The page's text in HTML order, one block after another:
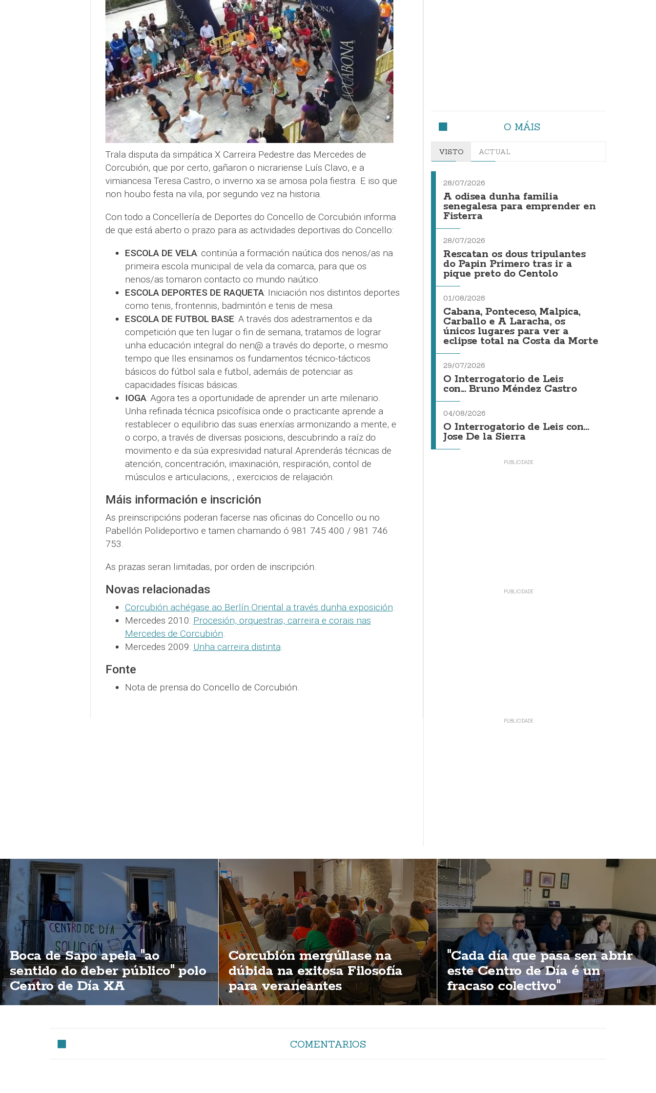
Trala disputa da simpática X Carreira Pedestre das Mercedes de
Corcubión, que por certo, gañaron o nicrariense Luís Clavo, e a
vimiancesa Teresa Castro, o inverno xa se amosa pola fiestra. E iso que
non houbo festa na vila, por segundo vez na historia.
Con todo a Concellería de Deportes do Concello de Corcubión informa
de que está aberto o prazo para as actividades deportivas do Concello:
ESCOLA DE VELA: continúa a formación naútica dos nenos/as na
primeira escola municipal de vela da comarca, para que os
nenos/as tomaron contacto co mundo naútico.
ESCOLA DEPORTES DE RAQUETA: Iniciación nos distintos deportes
como tenis, frontennis, badmintón e tenis de mesa.
ESCOLA DE FUTBOL BASE: A través dos adestramentos e da
competición que ten lugar o fin de semana, tratamos de lograr
unha educación integral do nen@ a través do deporte, o mesmo
tempo que lles ensinamos os fundamentos técnico-tácticos
básicos do fútbol sala e futbol, ademáis de potenciar as
capacidades físicas básicas.
IOGA: Agora tes a oportunidade de aprender un arte milenario.
Unha refinada técnica psicofísica onde o practicante aprende a
restablecer o equilibrio das suas enerxías armonizando a mente, e
o corpo, a través de diversas posicions, descubrindo a raíz do
movimento e da súa expresividad natural.Aprenderás técnicas de
atención, concentración, imaxinación, respiración, contol de
músculos e articulacions, , exercicios de relajación.
Máis información e inscrición
As preinscripcións poderan facerse nas oficinas do Concello ou no
Pabellón Polideportivo e tamen chamando ó 981 745 400 / 981 746
753.
As prazas seran limitadas, por orden de inscripción.
Novas relacionadas
Corcubión achégase ao Berlín Oriental a través dunha exposición.
Mercedes 2010: Procesión, orquestras, carreira e corais nas
Mercedes de Corcubión.
Mercedes 2009: Unha carreira distinta.
Fonte
Nota de prensa do Concello de Corcubión.
O MÁIS
VISTO ACTUAL
28/07/2026
A odisea dunha familia
senegalesa para emprender en
Fisterra
28/07/2026
Rescatan os dous tripulantes
do Papin Primero tras ir a
pique preto do Centolo
01/08/2026
Cabana, Ponteceso, Malpica,
Carballo e A Laracha, os
únicos lugares para ver a
eclipse total na Costa da Morte
29/07/2026
O Interrogatorio de Leis
con... Bruno Méndez Castro
04/08/2026
O Interrogatorio de Leis con...
Jose De la Sierra
Boca de Sapo apela "ao
sentido do deber público" polo
Centro de Día XA
Corcubión mergúllase na
dúbida na exitosa Filosofía
para veraneantes
"Cada día que pasa sen abrir
este Centro de Día é un
fracaso colectivo"
COMENTARIOS